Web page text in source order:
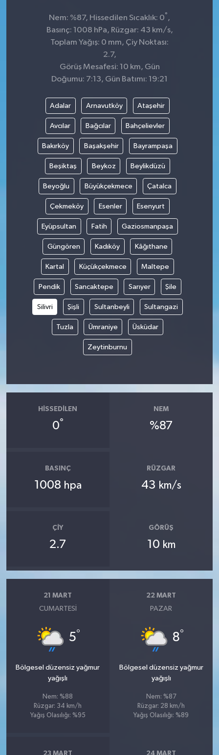
Nem: %87, Hissedilen Sıcaklık: 0° ,
Basınç: 1008 hPa, Rüzgar: 43 km/s,
Toplam Yağış: 0 mm, Çiy Noktası:
2.7,
Görüş Mesafesi: 10 km, Gün
Doğumu: 7:13, Gün Batımı: 19:21
Adalar Arnavutköy Ataşehir
Avcılar Bağcılar Bahçelievler
Bakırköy Başakşehir Bayrampaşa
Beşiktaş Beykoz Beylikdüzü
Beyoğlu Büyükçekmece Çatalca
Çekmeköy Esenler Esenyurt
Eyüpsultan Fatih Gaziosmanpaşa
Güngören Kadıköy Kâğıthane
Kartal Küçükçekmece Maltepe
Pendik Sancaktepe Sarıyer Şile
Silivri Şişli Sultanbeyli Sultangazi
Tuzla Ümraniye Üsküdar
Zeytinburnu
HISSEDILEN
0°
NEM
%87
BASINÇ
1008 hpa
RÜZGAR
43 km/s
ÇIY
2.7
GÖRÜŞ
10 km
21 MART
CUMARTESI
5°
Bölgesel düzensiz yağmur
yağışlı
Nem: %88
Rüzgar: 34 km/h
Yağış Olasılığı: %95
22 MART
PAZAR
8°
Bölgesel düzensiz yağmur
yağışlı
Nem: %87
Rüzgar: 28 km/h
Yağış Olasılığı: %89
23 MART 24 MART